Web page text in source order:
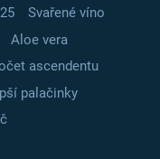
Svařené víno
Aloe vera
ascendentu
palačinky